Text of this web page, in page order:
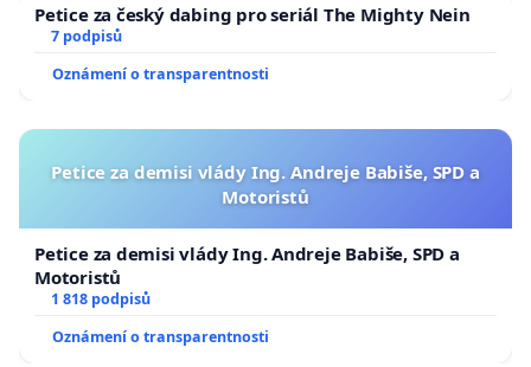
Petice za český dabing pro seriál The Mighty Nein
7 podpisů
Oznámení o transparentnosti
Petice za demisi vlády Ing. Andreje Babiše, SPD a
Motoristů
Petice za demisi vlády Ing. Andreje Babiše, SPD a
Motoristů
1 818 podpisů
Oznámení o transparentnosti